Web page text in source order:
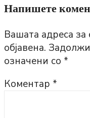
Напишете
Вашата адреса
објавена.
означени со *
Коментар *